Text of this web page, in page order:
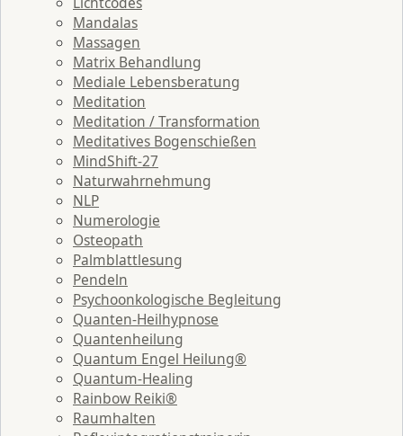
Mandalas
Massagen
Matrix Behandlung
Mediale Lebensberatung
Meditation
Meditation / Transformation
Meditatives Bogenschießen
MindShift-27
Naturwahrnehmung
NLP
Numerologie
Osteopath
Palmblattlesung
Pendeln
Psychoonkologische Begleitung
Quanten-Heilhypnose
Quantenheilung
Quantum Engel Heilung®
Quantum-Healing
Rainbow Reiki®
Raumhalten